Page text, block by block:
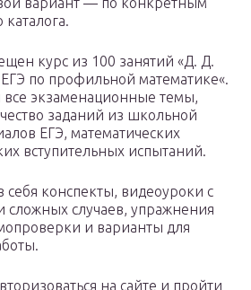
каталога.
курс из 100 занятий «Д. Д.
по профильной математике«.
экзаменационные темы,
заданий из школьной
ЕГЭ, математических
вступительных испытаний.
себя конспекты, видеоуроки с
сложных случаев, упражнения
и варианты для
на сайте и пройти